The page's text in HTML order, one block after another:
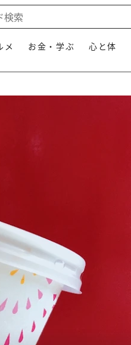
メ お金・学ぶ 心と体